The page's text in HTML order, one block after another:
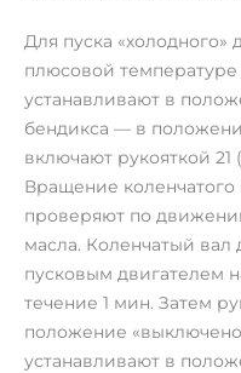
Для пуска «холодного»
плюсовой температуре
устанавливают в
бендикса — в
включают рукояткой 21
Вращение коленчатого
проверяют по
масла. Коленчатый вал
пусковым двигателем
течение 1 мин. Затем
положение
устанавливают в